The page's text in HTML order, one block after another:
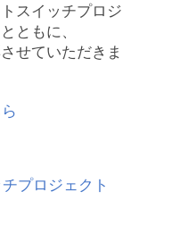
スイッチプロジ
ともに、
せていただきま